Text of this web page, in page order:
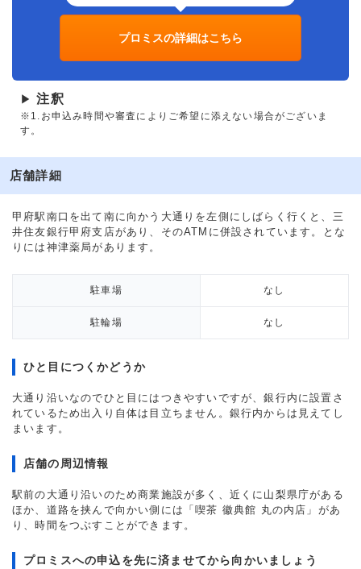
プロミスの詳細はこちら
▶ 注釈
※1.お申込み時間や審査によりご希望に添えない場合がございま
す。
店舗詳細
甲府駅南口を出て南に向かう大通りを左側にしばらく行くと、三
井住友銀行甲府支店があり、そのATMに併設されています。とな
りには神津薬局があります。
駐車場 なし
駐輪場 なし
ひと目につくかどうか
大通り沿いなのでひと目にはつきやすいですが、銀行内に設置さ
れているため出入り自体は目立ちません。銀行内からは見えてし
まいます。
店舗の周辺情報
駅前の大通り沿いのため商業施設が多く、近くに山梨県庁がある
ほか、道路を挟んで向かい側には「喫茶 徽典館 丸の内店」があ
り、時間をつぶすことができます。
プロミスへの申込を先に済ませてから向かいましょう